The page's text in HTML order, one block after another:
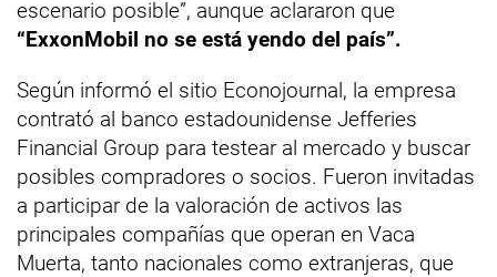
escenario posible”, aunque aclararon que
“ExxonMobil no se está yendo del país”.
Según informó el sitio Econojournal, la empresa
contrató al banco estadounidense Jefferies
Financial Group para testear al mercado y buscar
posibles compradores o socios. Fueron invitadas
a participar de la valoración de activos las
principales compañías que operan en Vaca
Muerta, tanto nacionales como extranjeras, que